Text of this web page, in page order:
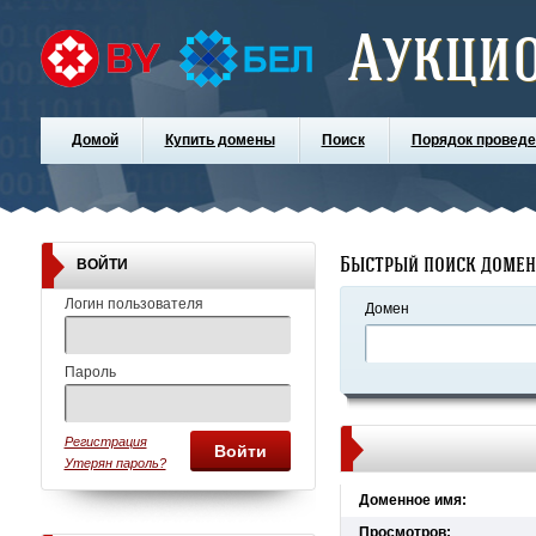
Домой Купить домены Поиск Порядок
ВОЙТИ
Логин пользователя
Пароль
Войти
Регистрация
Утерян пароль?
Быстрый поиск
Домен
Доменное имя:
Просмотров: